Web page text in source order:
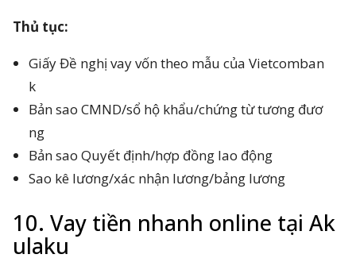
Thủ tục:
Giấy Đề nghị vay vốn theo mẫu của Vietcomban
k
Bản sao CMND/sổ hộ khẩu/chứng từ tương đươ
ng
Bản sao Quyết định/hợp đồng lao động
Sao kê lương/xác nhận lương/bảng lương
10. Vay tiền nhanh online tại Ak
ulaku